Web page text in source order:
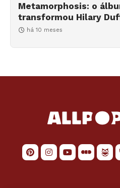
Metamorphosis: o
transformou Hilary
há 10 meses